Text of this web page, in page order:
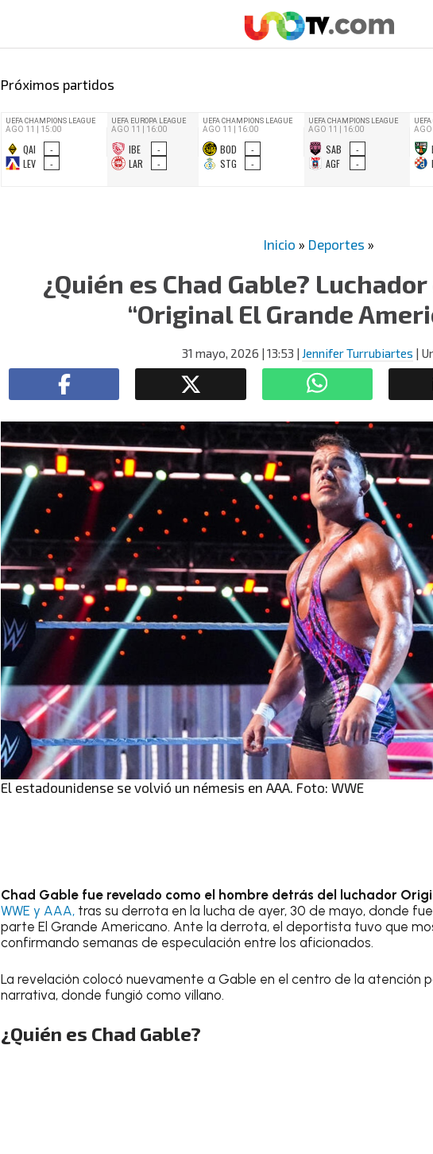
Próximos partidos
Inicio » Deportes »
¿Quién es Chad Gable?
“Original El Grande
31 mayo, 2026 | 13:53 | Jennifer Turrubiartes |
El estadounidense se volvió un némesis en AAA. Foto: WWE
Chad Gable fue revelado como el hombre detrás del luchador
WWE y AAA, tras su derrota en la lucha de ayer, 30 de mayo, donde
parte El Grande Americano. Ante la derrota, el deportista tuvo que
confirmando semanas de especulación entre los aficionados.
La revelación colocó nuevamente a Gable en el centro de la atención
narrativa, donde fungió como villano.
¿Quién es Chad Gable?